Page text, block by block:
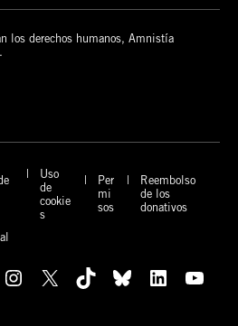
los derechos humanos, Amnistía
Uso
de
cookie
s
Per
mi
sos
Reembolso
de los
donativos
Instagram X TikTok Bluesky LinkedIn YouTube